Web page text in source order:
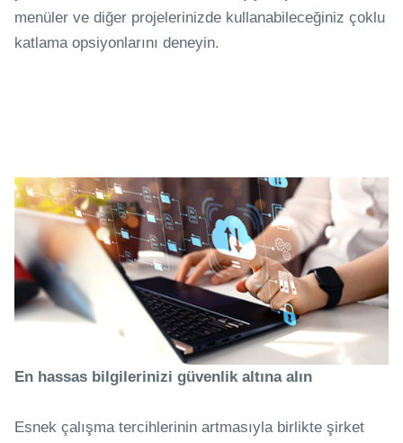
menüler ve diğer projelerinizde kullanabileceğiniz çoklu
katlama opsiyonlarını deneyin.
En hassas bilgilerinizi güvenlik altına alın
Esnek çalışma tercihlerinin artmasıyla birlikte şirket